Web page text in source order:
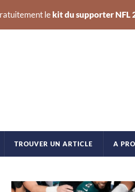
lekit du supporter NFL
TROUVER UN ARTICLE A